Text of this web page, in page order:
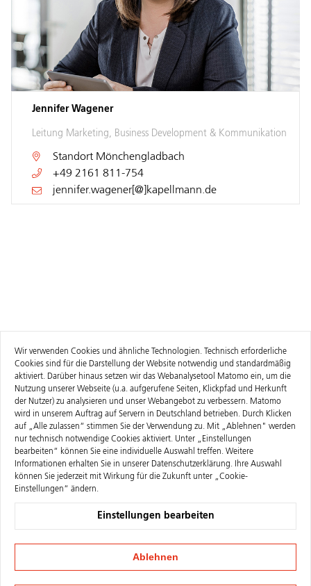
Jennifer Wagener
Leitung Marketing, Business Development & Kommunikation
Standort Mönchengladbach
+49 2161 811-754
jennifer.wagener[@]kapellmann.de
Wir verwenden Cookies und ähnliche Technologien. Technisch erforderliche
Cookies sind für die Darstellung der Website notwendig und standardmäßig
aktiviert. Darüber hinaus setzen wir das Webanalysetool Matomo ein, um die
Nutzung unserer Webseite (u.a. aufgerufene Seiten, Klickpfad und Herkunft
der Nutzer) zu analysieren und unser Webangebot zu verbessern. Matomo
wird in unserem Auftrag auf Servern in Deutschland betrieben. Durch Klicken
auf „Alle zulassen“ stimmen Sie der Verwendung zu. Mit „Ablehnen" werden
nur technisch notwendige Cookies aktiviert. Unter „Einstellungen
bearbeiten“ können Sie eine individuelle Auswahl treffen. Weitere
Informationen erhalten Sie in unserer Datenschutzerklärung. Ihre Auswahl
können Sie jederzeit mit Wirkung für die Zukunft unter „Cookie-
Einstellungen“ ändern.
Einstellungen bearbeiten
Ablehnen